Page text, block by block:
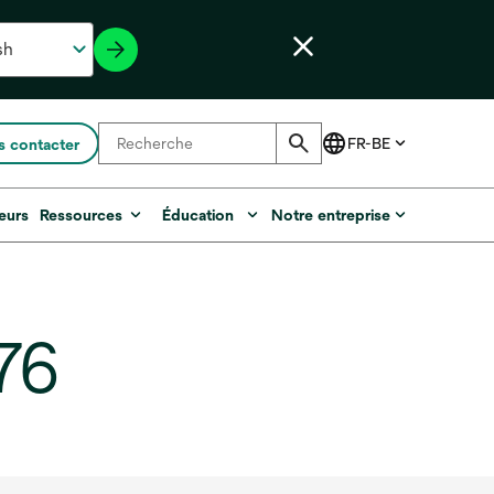
contacter
Ressources Éducation Notre entreprise